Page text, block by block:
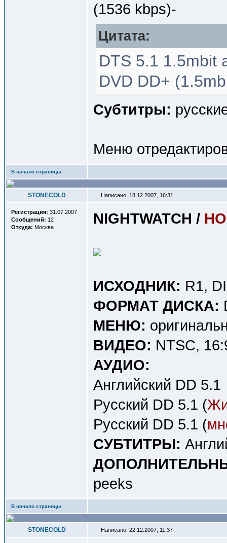
(1536 kbps)-
Цитата:
DTS 5.1 1.5mbit
DVD DD+
Субтитры:
Меню
В начало страницы
STONECOLD Написано: 18.12.2007, 16:31
Регистрация: 31.07.2007
Сообщений: 12
Откуда: Москва
NIGHTWATCH /
ИСХОДНИК: R1,
ФОРМАТ ДИСКА:
МЕНЮ:
ВИДЕО: NTSC,
АУДИО:
Английский DD 5.1
Русский DD 5.1 (
Русский DD 5.1 (
СУБТИТРЫ:
peeks
В начало страницы
STONECOLD Написано: 22.12.2007, 11:37